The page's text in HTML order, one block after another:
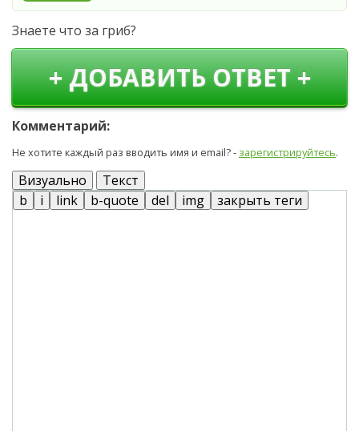
Знаете что за гриб?
+ ДОБАВИТЬ ОТВЕТ +
Комментарий:
Не хотите каждый раз вводить имя и email? - зарегистрируйтесь.
Визуально Текст